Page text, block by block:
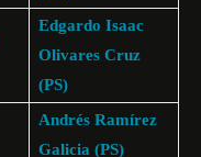
Edgardo Isaac
Olivares Cruz
(PS)
Andrés Ramírez
Galicia (PS)